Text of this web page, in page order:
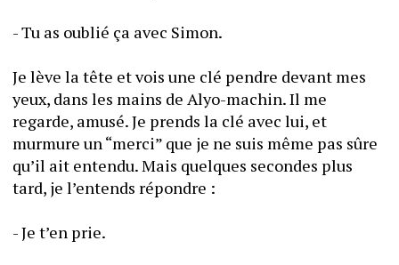
- Tu as oublié ça avec Simon.
Je lève la tête et vois une clé pendre devant mes
yeux, dans les mains de Alyo-machin. Il me
regarde, amusé. Je prends la clé avec lui, et
murmure un “merci” que je ne suis même pas sûre
qu’il ait entendu. Mais quelques secondes plus
- Je t’en prie.